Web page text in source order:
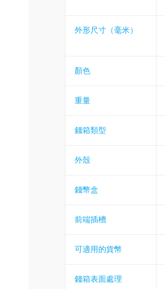
外形尺寸（毫米）
顏色
重量
錢箱類型
外殼
錢幣盒
前端插槽
可適用的貨幣
錢箱表面處理